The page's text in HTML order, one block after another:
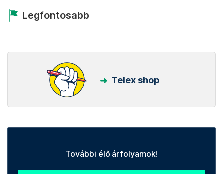
Legfontosabb
Telex shop
További élő árfolyamok!